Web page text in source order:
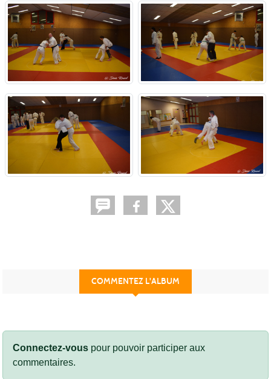
COMMENTEZ L'ALBUM
Connectez-vous pour pouvoir participer aux
commentaires.